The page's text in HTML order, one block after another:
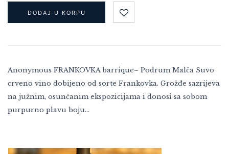
DODAJ U KORPU
Anonymous FRANKOVKA barrique– Podrum Malča Suvo
crveno vino dobijeno od sorte Frankovka. Grožđe sazrijeva
na južnim, osunčanim ekspozicijama i donosi sa sobom
purpurno plavu boju…